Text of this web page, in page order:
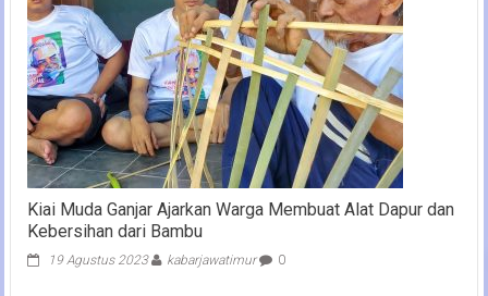
Kiai Muda Ganjar Ajarkan Warga Membuat Alat Dapur dan
Kebersihan dari Bambu
19 Agustus 2023 kabarjawatimur 0